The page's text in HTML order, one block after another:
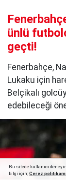
ünlü
geçti!
Fenerbahçe,
Lukaku için
Belçikalı
edebileceği
Bu sitede kullanıcı
bilgi için;Çerez politika